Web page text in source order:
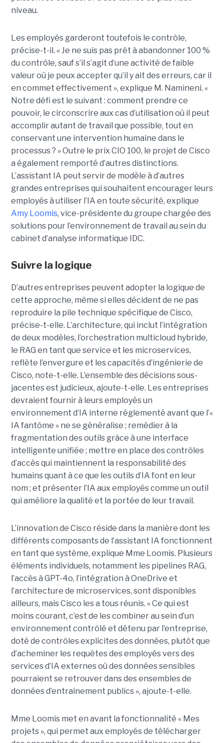
niveau.
Les employés garderont toutefois le contrôle,
précise-t-il. « Je ne suis pas prêt à abandonner 100 %
du contrôle, sauf s’il s’agit d’une activité de faible
valeur où je peux accepter qu’il y ait des erreurs, car il
en commet effectivement », explique M. Namineni. «
Notre défi est le suivant : comment prendre ce
pouvoir, le circonscrire aux cas d’utilisation où il peut
accomplir autant de travail que possible, tout en
conservant une intervention humaine dans le
processus ? »Outre le prix CIO 100, le projet de Cisco
a également remporté d’autres distinctions.
L’assistant IA peut servir de modèle à d’autres
grandes entreprises qui souhaitent encourager leurs
employés à utiliser l’IA en toute sécurité, explique
Amy Loomis, vice-présidente du groupe chargée des
solutions pour l’environnement de travail au sein du
cabinet d’analyse informatique IDC.
Suivre la logique
D’autres entreprises peuvent adopter la logique de
cette approche, même si elles décident de ne pas
reproduire la pile technique spécifique de Cisco,
précise-t-elle. L’architecture, qui inclut l’intégration
de deux modèles, l’orchestration multicloud hybride,
le RAG en tant que service et les microservices,
reflète l’envergure et les capacités d’ingénierie de
Cisco, note-t-elle. L’ensemble des décisions sous-
jacentes est judicieux, ajoute-t-elle. Les entreprises
devraient fournir à leurs employés un
environnement d’IA interne réglementé avant que l’«
IA fantôme » ne se généralise ; remédier à la
fragmentation des outils grâce à une interface
intelligente unifiée ; mettre en place des contrôles
d’accès qui maintiennent la responsabilité des
humains quant à ce que les outils d’IA font en leur
nom ; et présenter l’IA aux employés comme un outil
qui améliore la qualité et la portée de leur travail.
L’innovation de Cisco réside dans la manière dont les
différents composants de l’assistant IA fonctionnent
en tant que système, explique Mme Loomis. Plusieurs
éléments individuels, notamment les pipelines RAG,
l’accès à GPT-4o, l’intégration à OneDrive et
l’architecture de microservices, sont disponibles
ailleurs, mais Cisco les a tous réunis. « Ce qui est
moins courant, c’est de les combiner au sein d’un
environnement contrôlé et détenu par l’entreprise,
doté de contrôles explicites des données, plutôt que
d’acheminer les requêtes des employés vers des
services d’IA externes où des données sensibles
pourraient se retrouver dans des ensembles de
données d’entraînement publics », ajoute-t-elle.
Mme Loomis met en avant la fonctionnalité « Mes
projets », qui permet aux employés de télécharger